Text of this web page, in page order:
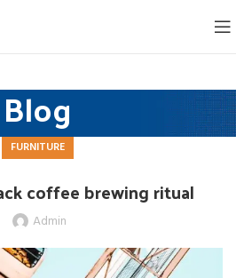
Blog
FURNITURE
coffee brewing ritual
Admin